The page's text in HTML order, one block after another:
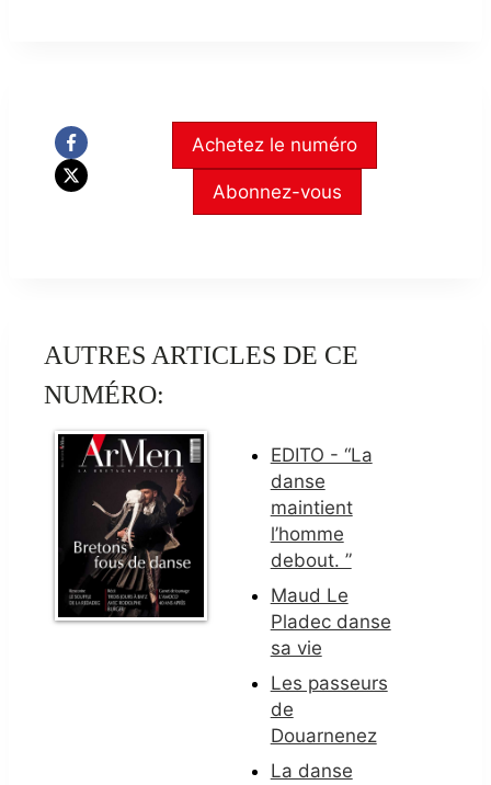
Achetez le numéro
Abonnez-vous
AUTRES ARTICLES DE CE
NUMÉRO:
EDITO - “La
danse
maintient
l’homme
debout. ”
Maud Le
Pladec danse
sa vie
Les passeurs
de
Douarnenez
La danse